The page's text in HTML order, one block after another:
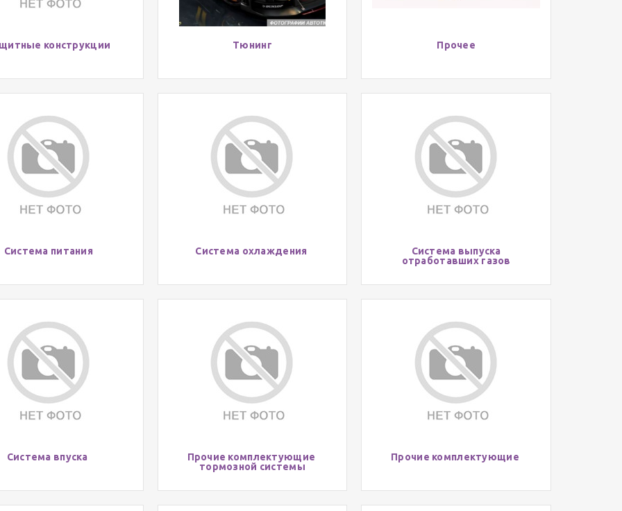
конструкции Тюнинг Прочее
Система питания Система охлаждения
Система выпуска
отработавших газов
Система впуска
Прочие комплектующие
тормозной системы
Прочие комплектующие